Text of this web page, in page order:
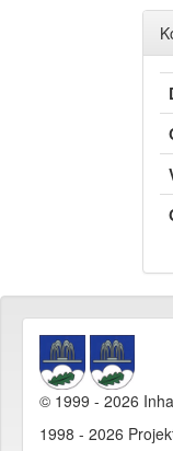
© 1999 - 2026
1998 - 2026